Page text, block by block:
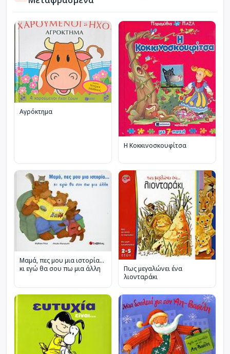
Αγρόκτημα
Η Κοκκινοσκουφίτσα
Μαµά, πες µου µια ιστορία…
κι εγώ θα σου πω µια άλλη
Πως μεγαλώνει ένα
λιονταράκι